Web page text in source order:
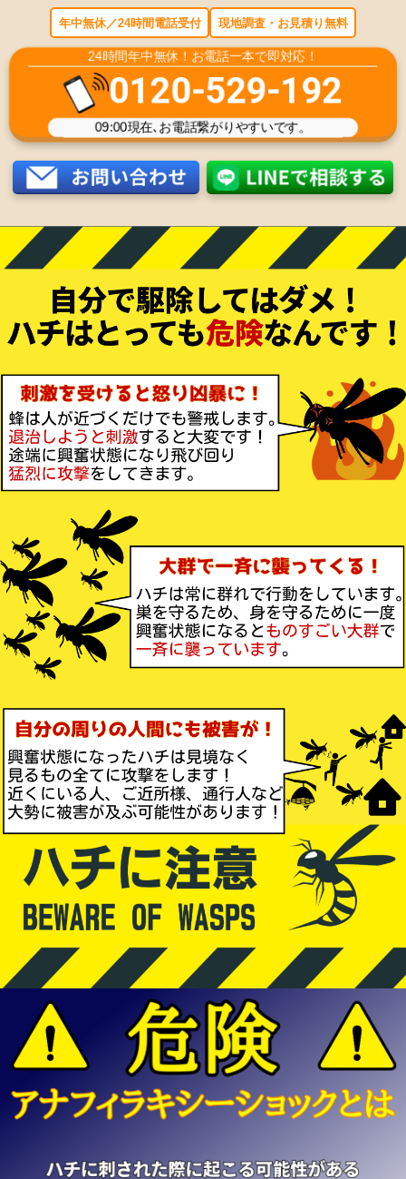
年中無休／24時間電話受付 現地調査・お見積り無料
24時間年中無休！お電話一本で即対応！
0120-529-192
09:00現在､お電話繋がりやすいです。